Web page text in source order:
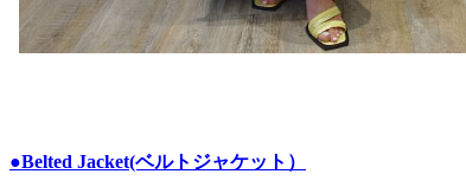
●Belted Jacket(ベルトジャケット）